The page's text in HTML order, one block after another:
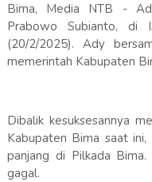
Bima, Media NTB -
Prabowo Subianto, di
(20/2/2025). Ady
memerintah Kabupaten
Dibalik kesuksesannya
Kabupaten Bima saat
panjang di Pilkada
gagal.